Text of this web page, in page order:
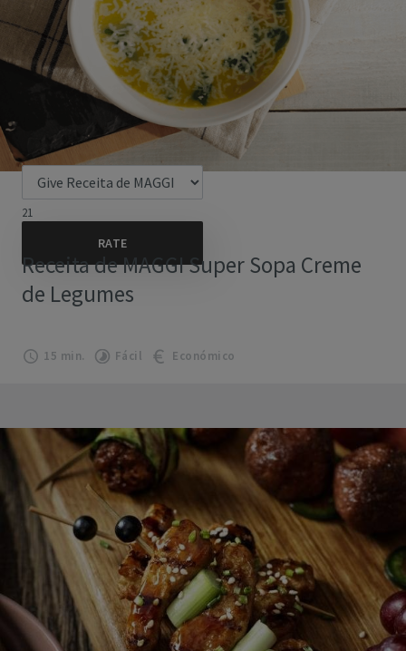
21
Receita de MAGGI Super Sopa Creme
de Legumes
15 min. Fácil Económico